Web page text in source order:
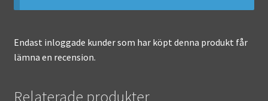
Endast inloggade kunder som har köpt denna produkt får
lämna en recension.
Relaterade produkter